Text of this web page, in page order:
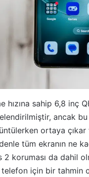
hızına sahip 6,8 inç
ancak bu
ortaya çıkar
tüm ekranın ne
koruması da dahil
telefon için bir